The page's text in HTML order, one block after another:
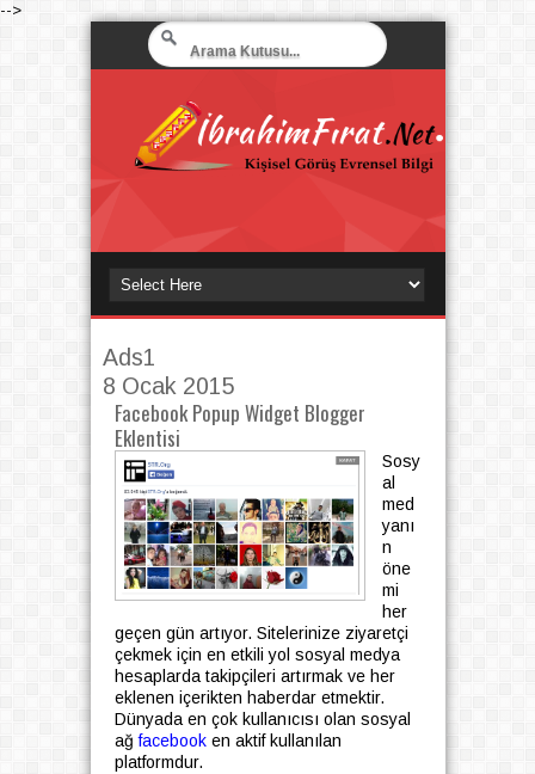
-->
Ads1
8 Ocak 2015
Facebook Popup Widget Blogger
Eklentisi
Sosy
al
med
yanı
n
öne
mi
her
geçen gün artıyor. Sitelerinize ziyaretçi
çekmek için en etkili yol sosyal medya
hesaplarda takipçileri artırmak ve her
eklenen içerikten haberdar etmektir.
Dünyada en çok kullanıcısı olan sosyal
ağfacebooken aktif kullanılan
platformdur.